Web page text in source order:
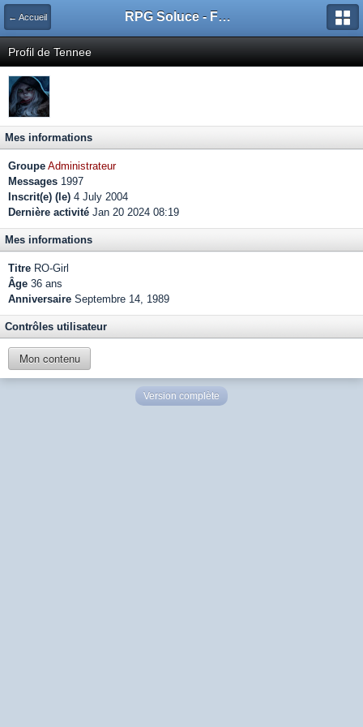
← Accueil RPG Soluce - Forum
Profil de Tennee
Mes informations
Groupe Administrateur
Messages 1997
Inscrit(e) (le) 4 July 2004
Dernière activité Jan 20 2024 08:19
Mes informations
Titre RO-Girl
Âge 36 ans
Anniversaire Septembre 14, 1989
Contrôles utilisateur
Mon contenu
Version complète